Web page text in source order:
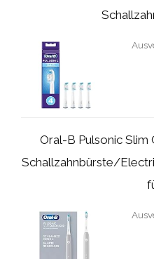
Oral-B Pulsonic Slim
Schallzahnbürste/